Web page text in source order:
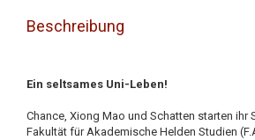
Beschreibung
Ein seltsames Uni-Leben!
Chance, Xiong Mao und Schatten starten ihr
Fakultät für Akademische Helden Studien